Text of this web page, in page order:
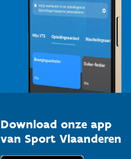
Download onze app
van Sport Vlaanderen